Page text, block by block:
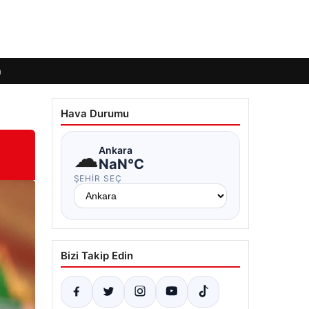
Hava Durumu
☁Ankara
NaN°C
ŞEHIR SEÇ
Bizi Takip Edin